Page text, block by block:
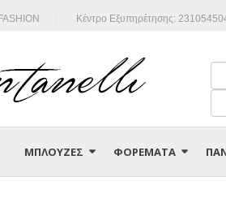
Κέντρο Εξυπηρέτησης:
ΜΠΛΟΥΖΕΣ ΦΟΡΕΜΑΤΑ